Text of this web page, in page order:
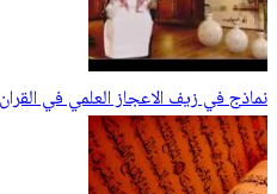
نماذج في زيف الاعجاز العلمي في القران